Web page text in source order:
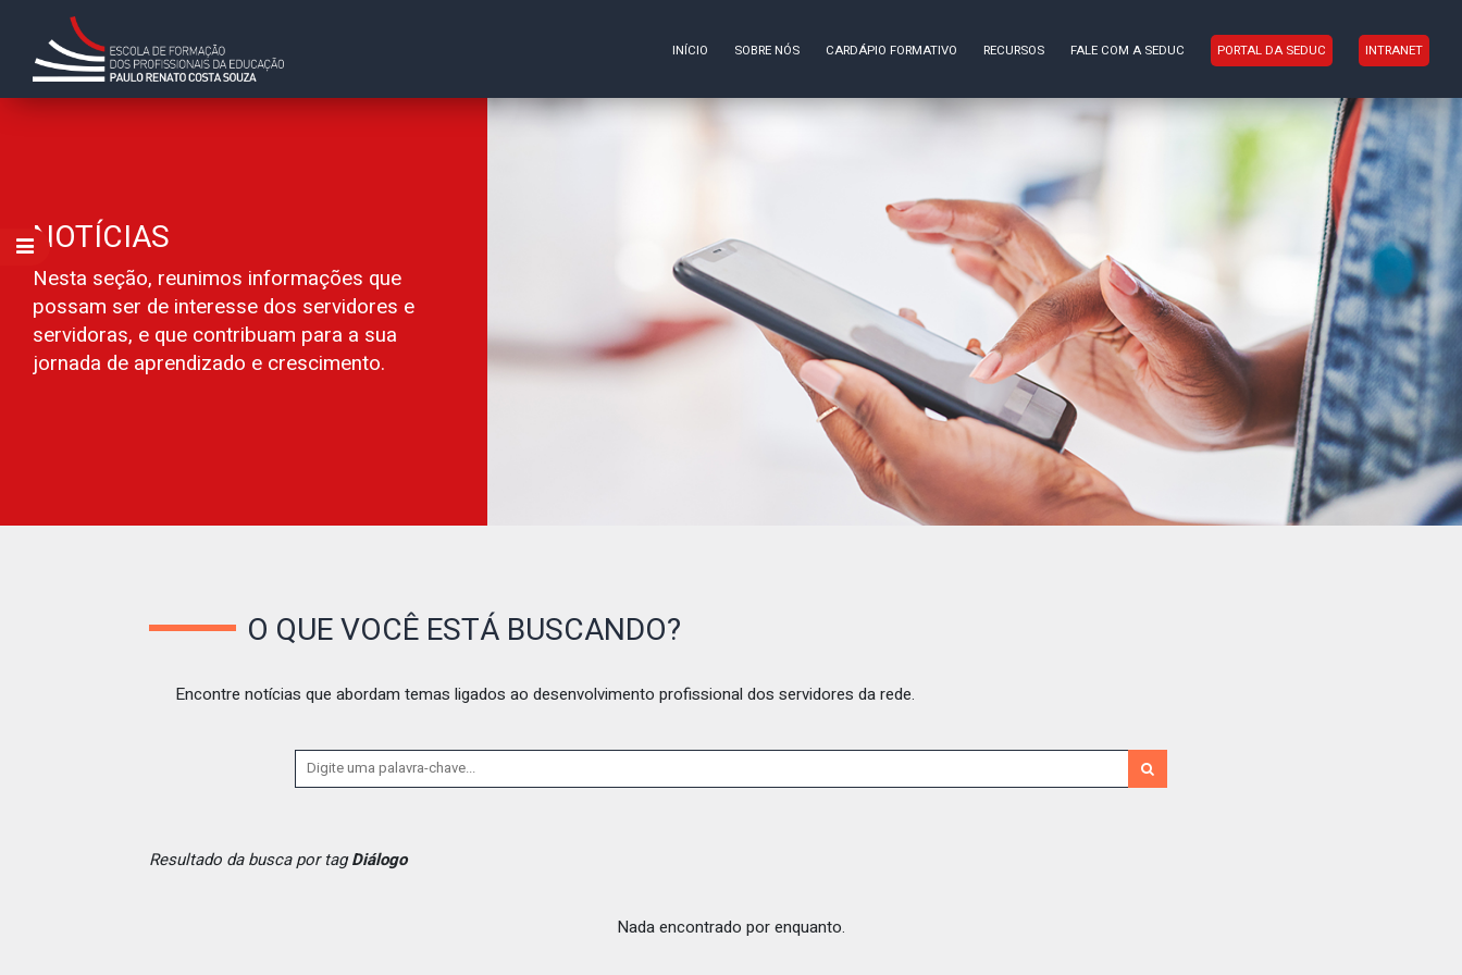
INÍCIO SOBRE NÓS CARDÁPIO FORMATIVO RECURSOS FALE COM A SEDUC PORTAL DA SEDUC INTRANET
NOTÍCIAS
Nesta seção, reunimos informações que
possam ser de interesse dos servidores e
servidoras, e que contribuam para a sua
jornada de aprendizado e crescimento.
O QUE VOCÊ ESTÁ BUSCANDO?
Encontre notícias que abordam temas ligados ao desenvolvimento profissional dos servidores da rede.
Resultado da busca por tagDiálogo
Nada encontrado por enquanto.